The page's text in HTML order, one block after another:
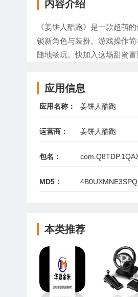
内容介绍
《姜饼人酷跑》是一款超萌
锁新角色与装扮。游戏操作
随地畅玩。快加入这场甜蜜
应用信息
应用名称： 姜饼人酷跑
运营商： 姜饼人酷跑
包名：
MD5：
本类推荐